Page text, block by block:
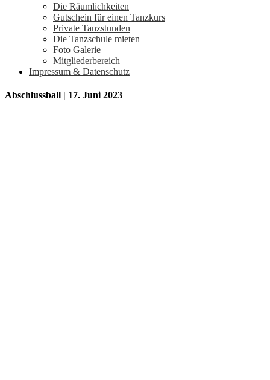
Die Räumlichkeiten
Gutschein für einen Tanzkurs
Private Tanzstunden
Die Tanzschule mieten
Foto Galerie
Mitgliederbereich
Impressum & Datenschutz
Abschlussball | 17. Juni 2023